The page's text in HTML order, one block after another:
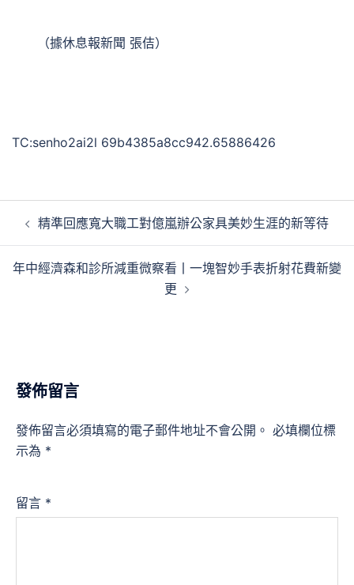
（據休息報新聞 張佶）
TC:senho2ai2l 69b4385a8cc942.65886426
覽
精準回應寬大職工對億嵐辦公家具美妙生涯的新等待
年中經濟森和診所減重微察看丨一塊智妙手表折射花費新變
更
發佈留言
發佈留言必須填寫的電子郵件地址不會公開。 必填欄位標
示為 *
留言 *